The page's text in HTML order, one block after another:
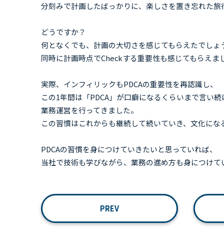
分刻みで計画したばっかりに、楽しさを置き忘れた
どうですか？
何となくでも、計画の大切さを感じてもらえたでしょ
同時に計画時点でCheckする重要性も感じてもらえま
実際、インフィリックもPDCAの重要性を再認識し、
この1年間は「PDCA」が口癖になるくらいまで言い続
業務運営を行ってきました。
この習慣はこれからも継続して続いていき、文化にな
PDCAの習慣を身につけていきたいと思っていれば、
当社で技術も学びながら、業務の進め方も身につけて
PREV